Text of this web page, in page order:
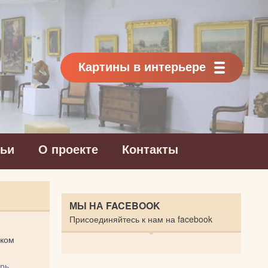
Картины в интерьере
О проекте Контакты
МЫ НА FACEBOOK
Присоединяйтесь к нам на facebook